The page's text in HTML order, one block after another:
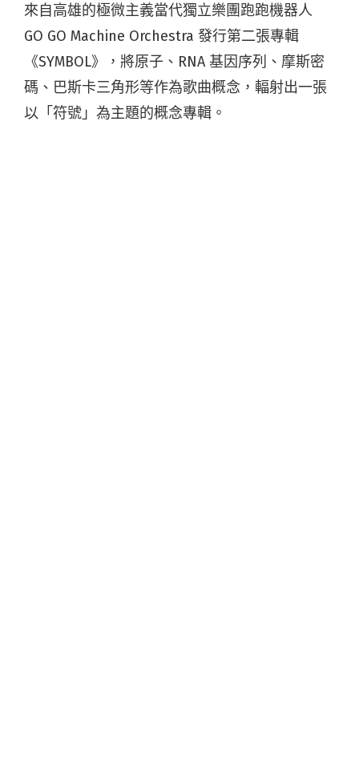
來自高雄的極微主義當代獨立樂團跑跑機器人
GO GO Machine Orchestra 發行第二張專輯
《SYMBOL》，將原子、RNA 基因序列、摩斯密
碼、巴斯卡三角形等作為歌曲概念，輻射出一張
以「符號」為主題的概念專輯。